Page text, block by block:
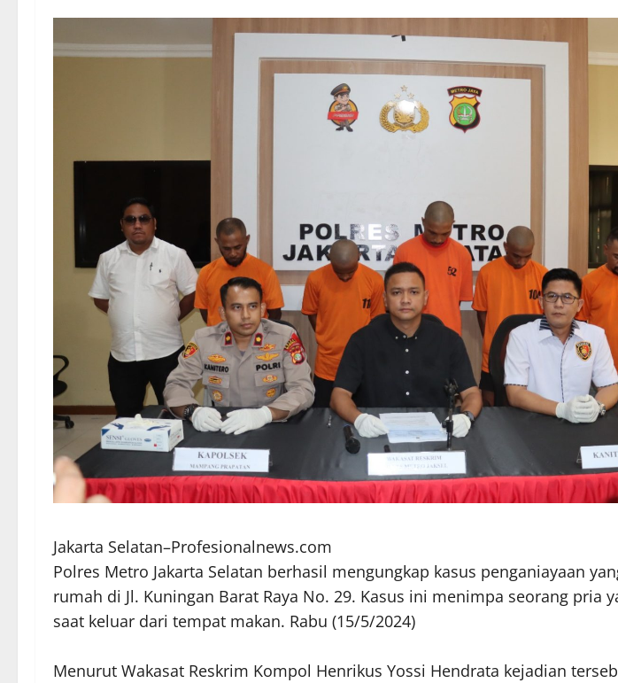
Jakarta Selatan–Profesionalnews.com
Polres Metro Jakarta Selatan berhasil mengungkap kasus penganiayaan
rumah di Jl. Kuningan Barat Raya No. 29. Kasus ini menimpa seorang pria
saat keluar dari tempat makan. Rabu (15/5/2024)
Menurut Wakasat Reskrim Kompol Henrikus Yossi Hendrata kejadian